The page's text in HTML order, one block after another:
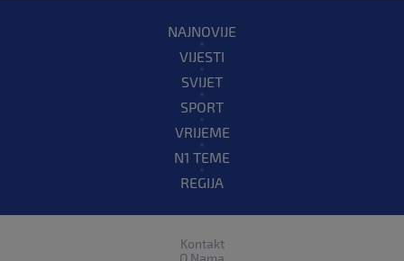
NAJNOVIJE
VIJESTI
SVIJET
SPORT
VRIJEME
N1 TEME
REGIJA
Kontakt
O Nama